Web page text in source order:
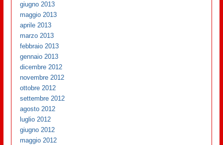
giugno 2013
maggio 2013
aprile 2013
marzo 2013
febbraio 2013
gennaio 2013
dicembre 2012
novembre 2012
ottobre 2012
settembre 2012
agosto 2012
luglio 2012
giugno 2012
maggio 2012